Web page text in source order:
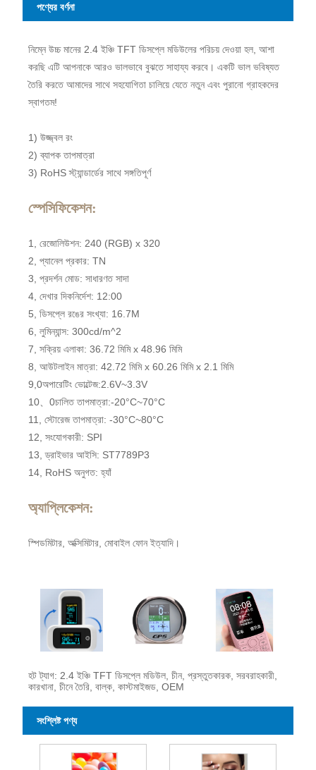
পণ্যের বর্ণনা
নিম্নে উচ্চ মানের 2.4 ইঞ্চি TFT ডিসপ্লে মডিউলের পরিচয় দেওয়া হল, আশা
করছি এটি আপনাকে আরও ভালভাবে বুঝতে সাহায্য করবে। একটি ভাল ভবিষ্যত
তৈরি করতে আমাদের সাথে সহযোগিতা চালিয়ে যেতে নতুন এবং পুরানো গ্রাহকদের
স্বাগতম!
1) উজ্জ্বল রং
2) ব্যাপক তাপমাত্রা
3) RoHS স্ট্যান্ডার্ডের সাথে সঙ্গতিপূর্ণ
স্পেসিফিকেশন:
1, রেজোলিউশন: 240 (RGB) x 320
2, প্যানেল প্রকার: TN
3, প্রদর্শন মোড: সাধারণত সাদা
4, দেখার দিকনির্দেশ: 12:00
5, ডিসপ্লে রঙের সংখ্যা: 16.7M
6, লুমিন্যান্স: 300cd/m^2
7, সক্রিয় এলাকা: 36.72 মিমি x 48.96 মিমি
8, আউটলাইন মাত্রা: 42.72 মিমি x 60.26 মিমি x 2.1 মিমি
9,0অপারেটিং ভোল্টেজ:2.6V~3.3V
10、0চালিত তাপমাত্রা:-20°C~70°C
11, স্টোরেজ তাপমাত্রা: -30°C~80°C
12, সংযোগকারী: SPI
13, ড্রাইভার আইসি: ST7789P3
14, RoHS অনুগত: হ্যাঁ
অ্যাপ্লিকেশন:
স্পিডমিটার, অক্সিমিটার, মোবাইল ফোন ইত্যাদি।
হট ট্যাগ: 2.4 ইঞ্চি TFT ডিসপ্লে মডিউল, চীন, প্রস্তুতকারক, সরবরাহকারী,
কারখানা, চীনে তৈরি, বাল্ক, কাস্টমাইজড, OEM
সংশ্লিষ্ট পণ্য